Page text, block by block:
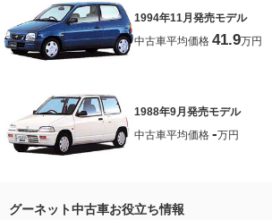
1994年11月発売モデル
中古車平均価格 41.9万円
1988年9月発売モデル
中古車平均価格 -万円
グーネット中古車お役立ち情報